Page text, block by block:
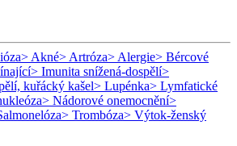
> Akné> Artróza> Alergie> Bércové
> Imunita snížená-dospělí>
kuřácký kašel> Lupénka> Lymfatické
> Nádorové onemocnění>
> Trombóza> Výtok-ženský